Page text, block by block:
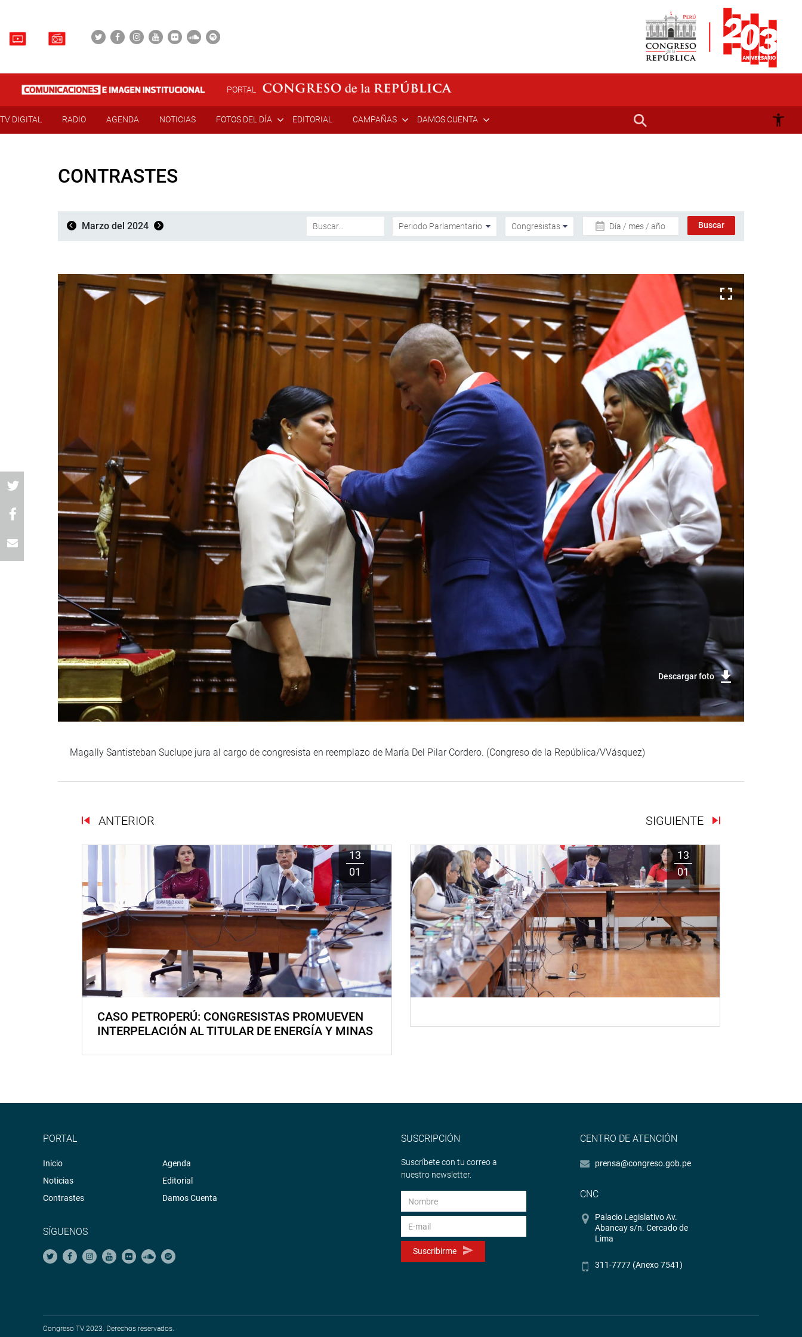
PORTAL
TV DIGITAL RADIO AGENDA NOTICIAS FOTOS DEL DÍA EDITORIAL CAMPAÑAS DAMOS CUENTA
CONTRASTES
Marzo del 2024 Día / mes / año
Descargar foto
Magally Santisteban Suclupe jura al cargo de congresista en reemplazo de María Del Pilar Cordero. (Congreso de la República/VVásquez)
ANTERIOR SIGUIENTE
13
01
CASO PETROPERÚ: CONGRESISTAS PROMUEVEN
INTERPELACIÓN AL TITULAR DE ENERGÍA Y MINAS
13
01
PORTAL
Inicio
Noticias
Contrastes
Agenda
Editorial
Damos Cuenta
SÍGUENOS
SUSCRIPCIÓN
Suscríbete con tu correo a
nuestro newsletter.
Suscribirme
CENTRO DE ATENCIÓN
prensa@congreso.gob.pe
CNC
Palacio Legislativo Av.
Abancay s/n. Cercado de
Lima
311-7777 (Anexo 7541)
Congreso TV 2023. Derechos reservados.